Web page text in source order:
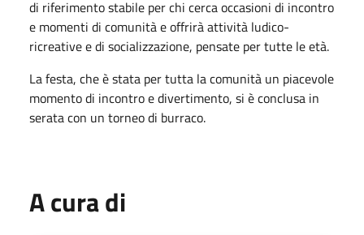
di riferimento stabile per chi cerca occasioni di incontro
e momenti di comunità e offrirà attività ludico-
ricreative e di socializzazione, pensate per tutte le età.
La festa, che è stata per tutta la comunità un piacevole
momento di incontro e divertimento, si è conclusa in
serata con un torneo di burraco.
A cura di